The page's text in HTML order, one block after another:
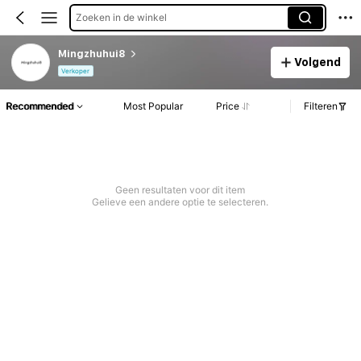
Zoeken in de winkel
Mingzhuhui8
Verkoper
Volgend
Recommended Most Popular Price Filteren
Geen resultaten voor dit item
Gelieve een andere optie te selecteren.